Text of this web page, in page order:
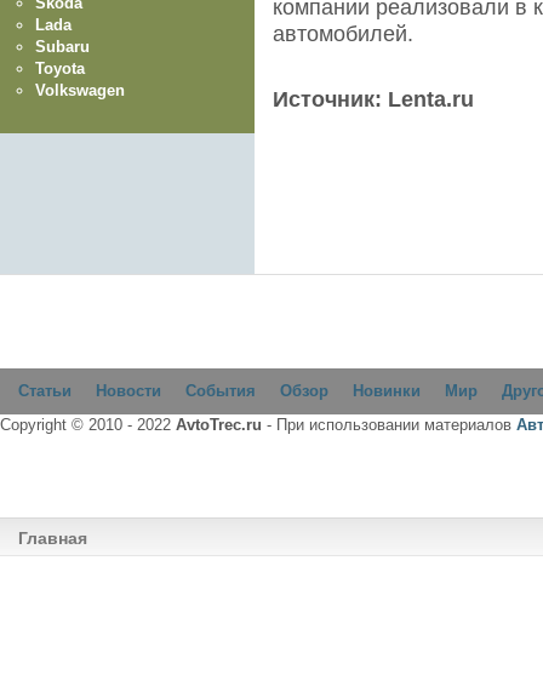
компании реализовали в
автомобилей.
Источник: Lenta.ru
Lada
Subaru
Toyota
Volkswagen
Статьи Новости События Обзор Новинки Мир
Copyright © 2010 - 2022 AvtoTrec.ru - При использовании материалов
Главная